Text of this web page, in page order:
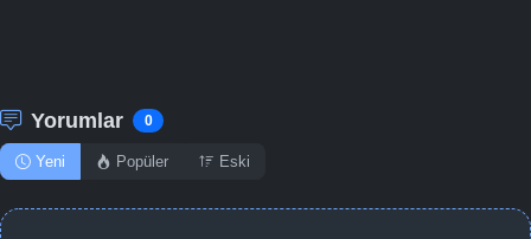
Yorumlar 0
Yeni Popüler Eski